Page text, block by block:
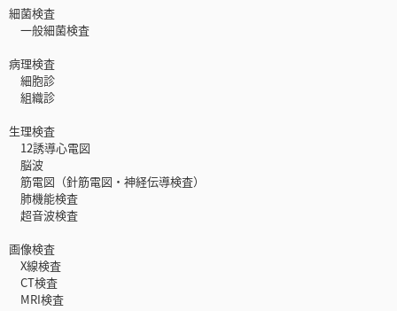
細菌検査
一般細菌検査
病理検査
細胞診
組織診
生理検査
12誘導心電図
脳波
筋電図（針筋電図・神経伝導検査）
肺機能検査
超音波検査
画像検査
X線検査
CT検査
MRI検査